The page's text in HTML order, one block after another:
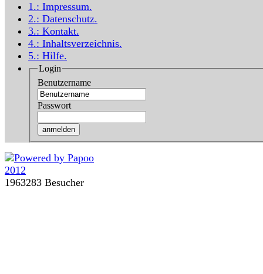
1.: Impressum.
2.: Datenschutz.
3.: Kontakt.
4.: Inhaltsverzeichnis.
5.: Hilfe.
Login
Benutzername
Passwort
1963283 Besucher